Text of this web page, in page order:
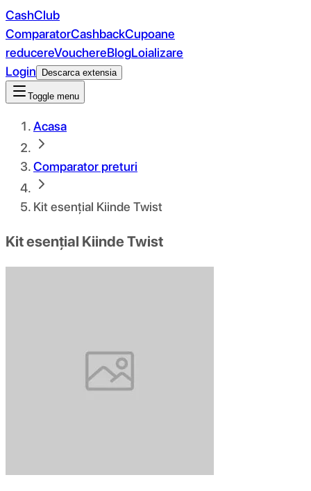
CashClub
ComparatorCashbackCupoane
reducereVouchereBlogLoializare
Login
Descarca extensia
Toggle menu
Acasa
Comparator preturi
Kit esențial Kiinde Twist
Kit esențial Kiinde Twist